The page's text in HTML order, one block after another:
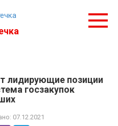
лидирующие позиции
госзакупок
07.12.2021